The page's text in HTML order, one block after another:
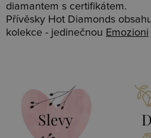
diamantem s certifikátem.
Přívěsky Hot Diamonds
kolekce - jedinečnou Emozioni
Slevy